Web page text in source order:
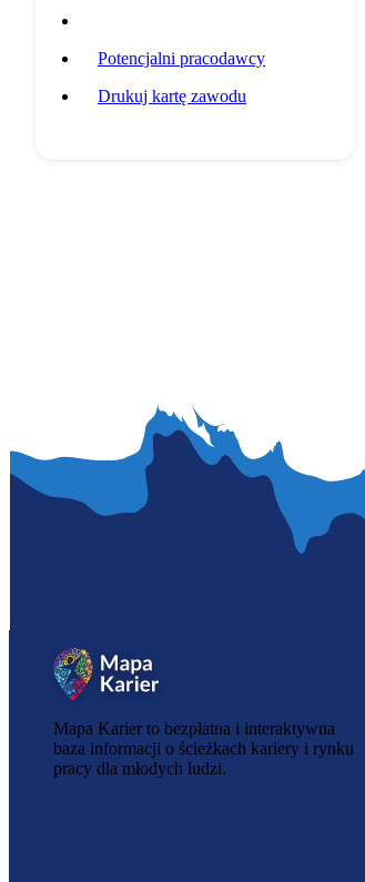
Potencjalni pracodawcy
Drukuj kartę zawodu
Mapa Karier to bezpłatna i interaktywna
baza informacji o ścieżkach kariery i rynku
pracy dla młodych ludzi.